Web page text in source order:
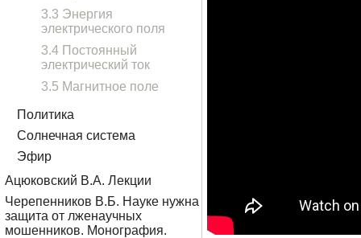
3.3 Энергия
электрического поля
3.4 Постоянный
электрический ток
3.5 Магнитное поле
Политика
Солнечная система
Эфир
Ацюковский В.А. Лекции
Черепенников В.Б. Науке нужна
защита от лженаучных
мошенников. Монография.